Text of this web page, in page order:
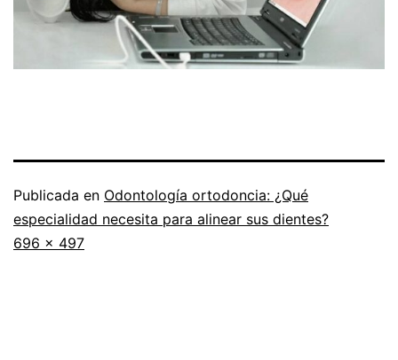
Publicada en Odontología ortodoncia: ¿Qué
especialidad necesita para alinear sus dientes?
Tamaño
696 × 497